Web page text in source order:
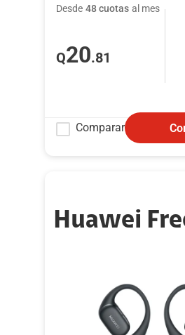
Desde 48 cuotas al mes
Q20.81
Comparar
Huawei